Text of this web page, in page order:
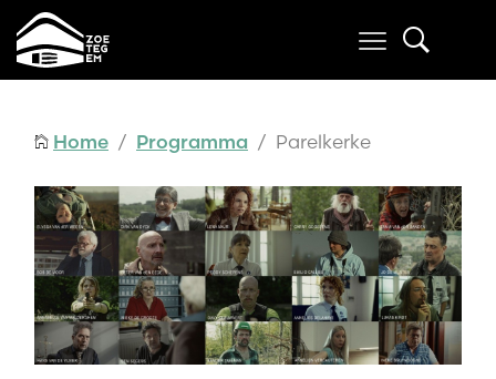
Home / Programma / Parelkerke